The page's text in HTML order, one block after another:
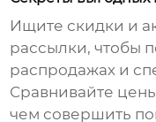
Ищите скидки и
рассылки, чтобы
распродажах и
Сравнивайте
чем совершить